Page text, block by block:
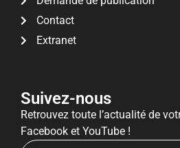
Contact
Extranet
Suivez-nous
Retrouvez toute l’actualité de
Facebook et YouTube !